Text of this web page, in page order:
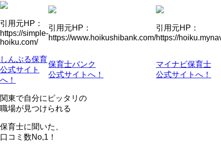
引用元HP：
https://simple-
hoiku.com/
引用元HP：
https://www.hoikushibank.com/
引用元HP：
https://
しんぷる保育
公式サイト
へ！
保育士バンク
公式サイトへ！
マイナビ保育士
公式サイトへ！
関東で自分にピッタリの
職場が見つけられる
保育士に聞いた、
口コミ数No,1！